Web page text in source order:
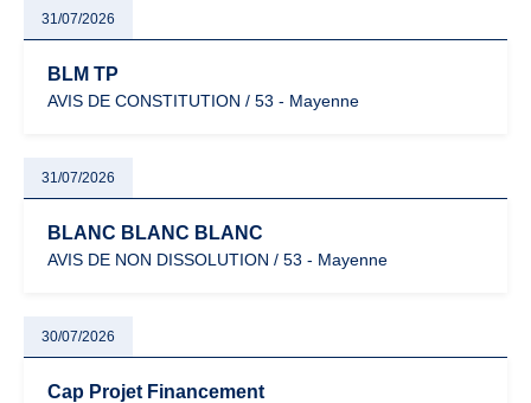
31/07/2026
BLM TP
AVIS DE CONSTITUTION / 53 - Mayenne
31/07/2026
BLANC BLANC BLANC
AVIS DE NON DISSOLUTION / 53 - Mayenne
30/07/2026
Cap Projet Financement